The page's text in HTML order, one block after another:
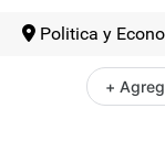
Politica y
+